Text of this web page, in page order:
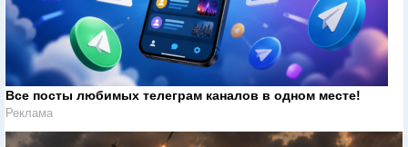
Все посты любимых телеграм каналов в одном месте!
Реклама